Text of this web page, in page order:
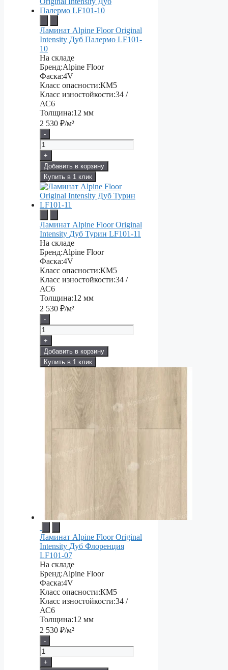
Ламинат Alpine Floor Original
Intensity Дуб Палермо LF101-
10
На складе
Бренд:Alpine Floor
Фаска:4V
Класс опасности:КМ5
Класс изностойкости:34 /
АС6
Толщина:12 мм
2 530 ₽/м²
-
+
Добавить в корзину
Купить в 1 клик
Ламинат Alpine Floor Original
Intensity Дуб Турин LF101-11
На складе
Бренд:Alpine Floor
Фаска:4V
Класс опасности:КМ5
Класс изностойкости:34 /
АС6
Толщина:12 мм
2 530 ₽/м²
-
+
Добавить в корзину
Купить в 1 клик
Ламинат Alpine Floor Original
Intensity Дуб Флоренция
LF101-07
На складе
Бренд:Alpine Floor
Фаска:4V
Класс опасности:КМ5
Класс изностойкости:34 /
АС6
Толщина:12 мм
2 530 ₽/м²
-
+